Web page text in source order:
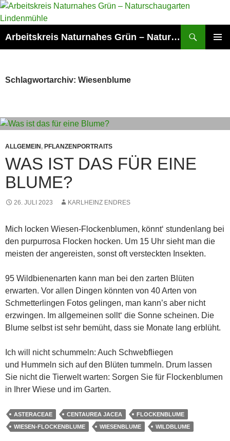
Zum
Inhalt
Arbeitskreis Naturnahes Grün – Naturschaugarten Lindenmühle
Schlagwortarchiv: Wiesenblume
ALLGEMEIN, PFLANZENPORTRAITS
WAS IST DAS FÜR EINE
BLUME?
26. JULI 2023 KARLHEINZ ENDRES
Mich locken Wiesen-Flockenblumen, könnt‘ stundenlang bei
den purpurrosa Flocken hocken. Um 15 Uhr sieht man die
meisten der angereisten, sonst oft versteckten Insekten.
95 Wildbienenarten kann man bei den zarten Blüten
erwarten. Vor allen Dingen könnten von 40 Arten von
Schmetterlingen Fotos gelingen, man kann’s aber nicht
erzwingen. Im allgemeinen sollt‘ die Sonne scheinen. Die
Blume selbst ist sehr bemüht, dass sie Monate lang erblüht.
Ich will nicht schummeln: Auch Schwebfliegen
und Hummeln sich auf den Blüten tummeln. Drum lassen
Sie nicht die Tierwelt warten: Sorgen Sie für Flockenblumen
in Ihrer Wiese und im Garten.
ASTERACEAE CENTAUREA JACEA
FLOCKENBLUME
WIESEN-FLOCKENBLUME
WIESENBLUME WILDBLUME